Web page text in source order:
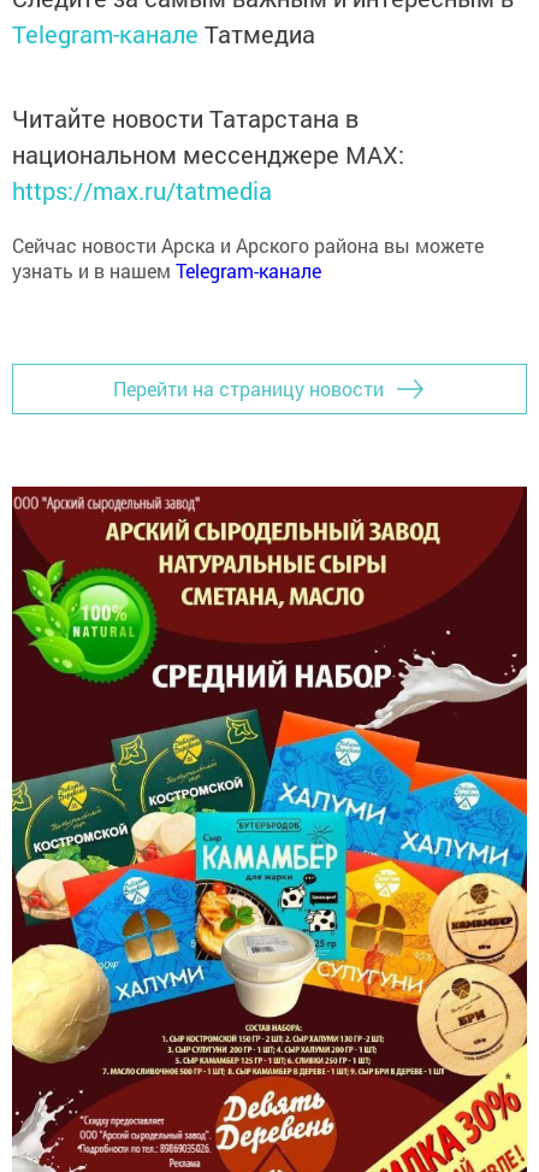
Telegram-каналеТатмедиа
Читайте новости Татарстана в
национальном мессенджере MАХ:
https://max.ru/tatmedia
узнать и в нашемTelegram-канале
Перейти на страницу новости